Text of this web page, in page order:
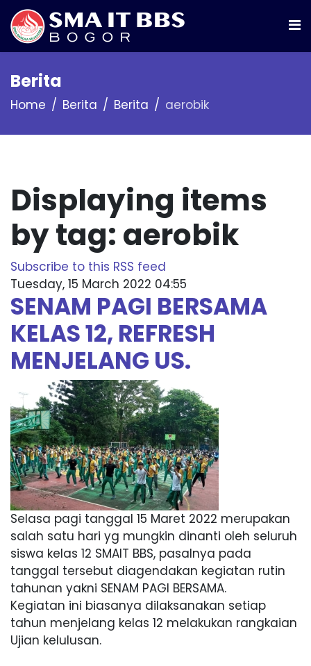
Berita
Home Berita Berita aerobik
Displaying items
by tag: aerobik
Subscribe to this RSS feed
Tuesday, 15 March 2022 04:55
SENAM PAGI BERSAMA
KELAS 12, REFRESH
MENJELANG US.
Selasa pagi tanggal 15 Maret 2022 merupakan
salah satu hari yg mungkin dinanti oleh seluruh
siswa kelas 12 SMAIT BBS, pasalnya pada
tanggal tersebut diagendakan kegiatan rutin
tahunan yakni SENAM PAGI BERSAMA.
Kegiatan ini biasanya dilaksanakan setiap
tahun menjelang kelas 12 melakukan rangkaian
Ujian kelulusan.